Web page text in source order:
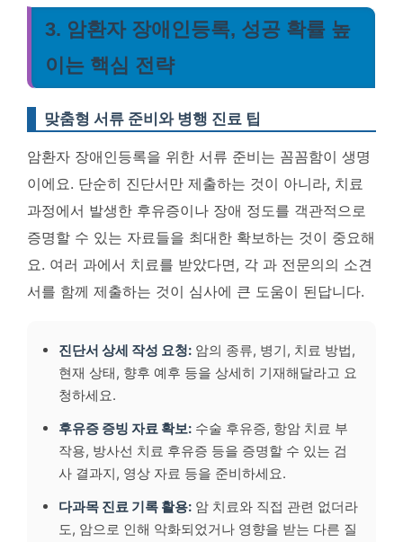
3. 암환자 장애인등록, 성공 확률 높
이는 핵심 전략
맞춤형 서류 준비와 병행 진료 팁
암환자 장애인등록을 위한 서류 준비는 꼼꼼함이 생명
이에요. 단순히 진단서만 제출하는 것이 아니라, 치료
과정에서 발생한 후유증이나 장애 정도를 객관적으로
증명할 수 있는 자료들을 최대한 확보하는 것이 중요해
요. 여러 과에서 치료를 받았다면, 각 과 전문의의 소견
서를 함께 제출하는 것이 심사에 큰 도움이 된답니다.
진단서 상세 작성 요청: 암의 종류, 병기, 치료 방법,
현재 상태, 향후 예후 등을 상세히 기재해달라고 요
청하세요.
후유증 증빙 자료 확보: 수술 후유증, 항암 치료 부
작용, 방사선 치료 후유증 등을 증명할 수 있는 검
사 결과지, 영상 자료 등을 준비하세요.
다과목 진료 기록 활용: 암 치료와 직접 관련 없더라
도, 암으로 인해 악화되었거나 영향을 받는 다른 질